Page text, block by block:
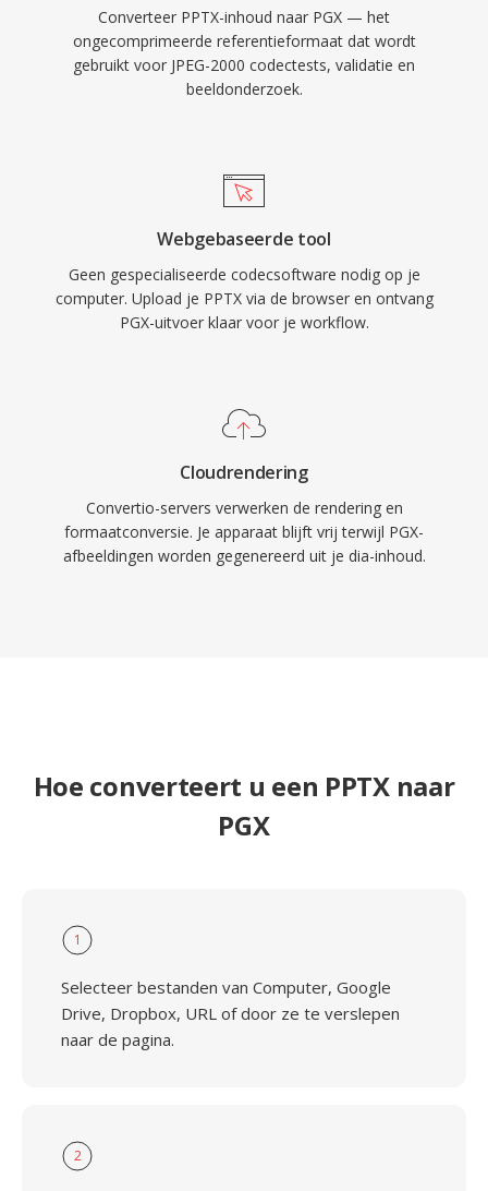
Converteer PPTX-inhoud naar PGX — het
ongecomprimeerde referentieformaat dat wordt
gebruikt voor JPEG-2000 codectests, validatie en
beeldonderzoek.
Webgebaseerde tool
Geen gespecialiseerde codecsoftware nodig op je
computer. Upload je PPTX via de browser en ontvang
PGX-uitvoer klaar voor je workflow.
Cloudrendering
Convertio-servers verwerken de rendering en
formaatconversie. Je apparaat blijft vrij terwijl PGX-
afbeeldingen worden gegenereerd uit je dia-inhoud.
Hoe converteert u een PPTX naar
PGX
1
Selecteer bestanden van Computer, Google
Drive, Dropbox, URL of door ze te verslepen
naar de pagina.
2